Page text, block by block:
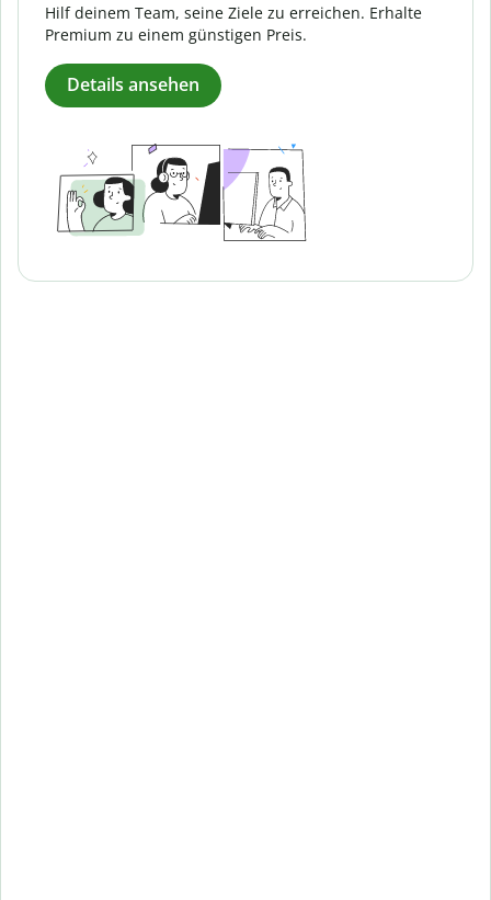
Hilf deinem Team, seine Ziele zu erreichen. Erhalte
Premium zu einem günstigen Preis.
Details ansehen